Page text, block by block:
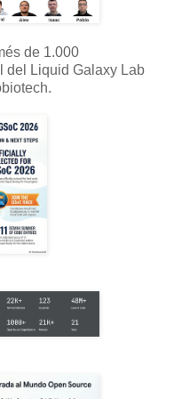
de 1.000
del Liquid Galaxy Lab